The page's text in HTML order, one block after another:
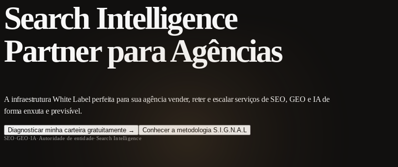
Search Intelligence
Partner para Agências
A infraestrutura White Label perfeita para sua agência vender, reter e escalar serviços de SEO, GEO e IA de
forma enxuta e previsível.
Diagnosticar minha carteira gratuitamente → Conhecer a metodologia S.I.G.N.A.L
SEO·GEO·IA· Autoridade de entidade·Search Intelligence